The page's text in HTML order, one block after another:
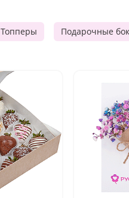
Топперы Подарочные